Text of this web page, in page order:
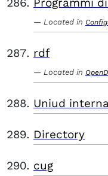
Located in
rdf
Located in
Uniud
Directory
cug